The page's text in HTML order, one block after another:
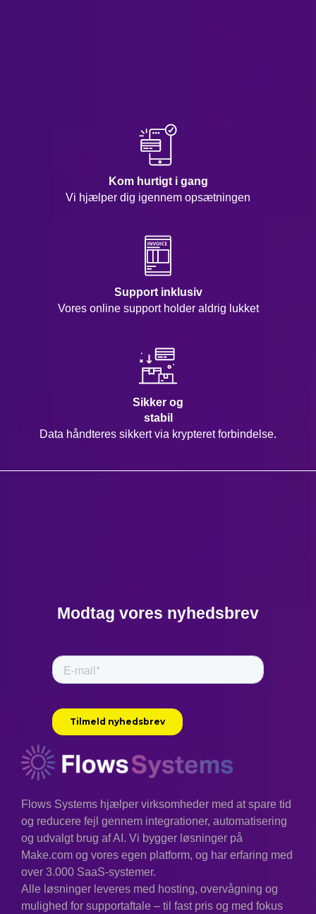
Kom hurtigt i gang
Vi hjælper dig igennem opsætningen
Support inklusiv
Vores online support holder aldrig lukket
Sikker og
stabil
Data håndteres sikkert via krypteret forbindelse.
Modtag vores nyhedsbrev
Flows Systems hjælper virksomheder med at spare tid
og reducere fejl gennem integrationer, automatisering
og udvalgt brug af AI. Vi bygger løsninger på
Make.com og vores egen platform, og har erfaring med
over 3.000 SaaS-systemer.
Alle løsninger leveres med hosting, overvågning og
mulighed for supportaftale – til fast pris og med fokus